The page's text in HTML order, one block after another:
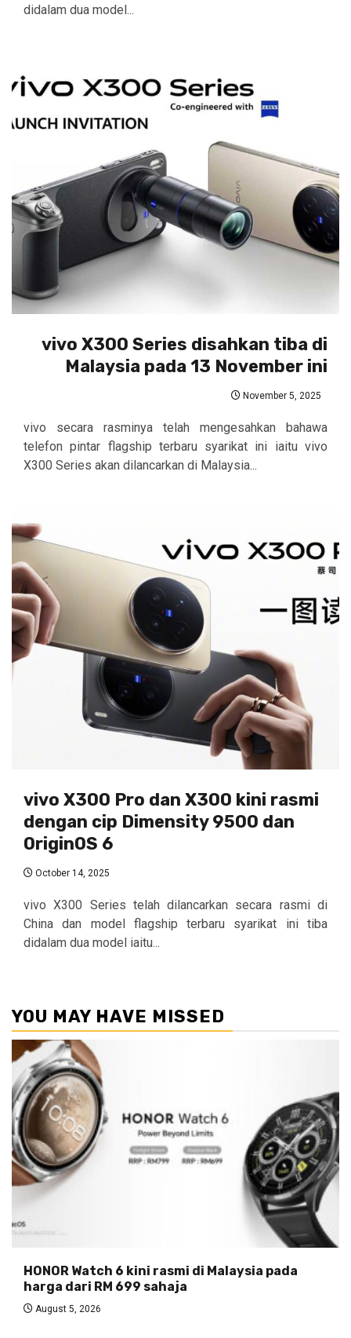
didalam dua model...
vivo X300 Series disahkan tiba di
Malaysia pada 13 November ini
November 5, 2025
vivo secara rasminya telah mengesahkan bahawa
telefon pintar flagship terbaru syarikat ini iaitu vivo
X300 Series akan dilancarkan di Malaysia...
vivo X300 Pro dan X300 kini rasmi
dengan cip Dimensity 9500 dan
OriginOS 6
October 14, 2025
vivo X300 Series telah dilancarkan secara rasmi di
China dan model flagship terbaru syarikat ini tiba
didalam dua model iaitu...
YOU MAY HAVE MISSED
HONOR Watch 6 kini rasmi di Malaysia pada
harga dari RM 699 sahaja
August 5, 2026